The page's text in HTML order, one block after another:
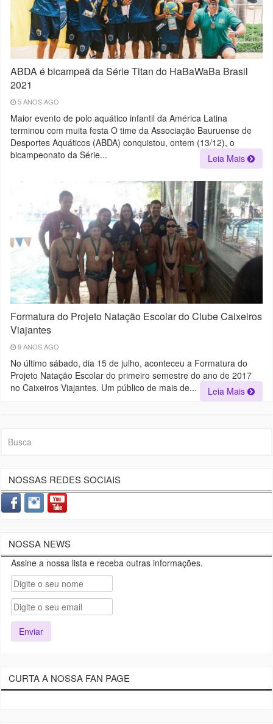
ABDA é bicampeã da Série Titan do HaBaWaBa Brasil
2021
5 ANOS AGO
Maior evento de polo aquático infantil da América Latina
terminou com muita festa O time da Associação Bauruense de
Desportes Aquáticos (ABDA) conquistou, ontem (13/12), o
bicampeonato da Série...
Leia Mais
Formatura do Projeto Natação Escolar do Clube Caixeiros
Viajantes
9 ANOS AGO
No último sábado, dia 15 de julho, aconteceu a Formatura do
Projeto Natação Escolar do primeiro semestre do ano de 2017
no Caixeiros Viajantes. Um público de mais de...
Leia Mais
NOSSAS REDES SOCIAIS
NOSSA NEWS
Assine a nossa lista e receba outras informações.
CURTA A NOSSA FAN PAGE